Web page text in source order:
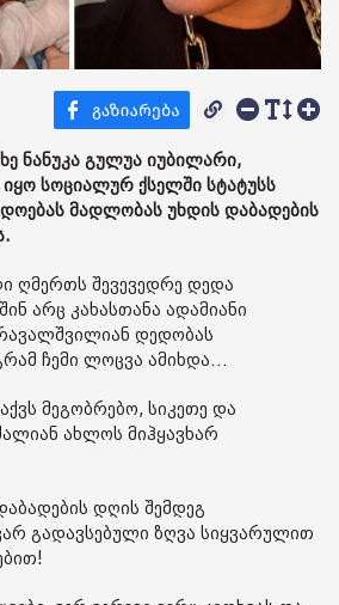
ნანუკა გულუა იუბილარი,
სოციალურ ქსელში სტატუსს
მადლობას უხდის დაბადების
ღმერთს შევევედრე დედა
არც კახასთანა ადამიანი
დედობას
ჩემი ლოცვა ამიხდა…
მეგობრებო, სიკეთე და
ახლოს მიჰყავხარ
დღის შემდეგ
გადავსებული ზღვა სიყვარულით